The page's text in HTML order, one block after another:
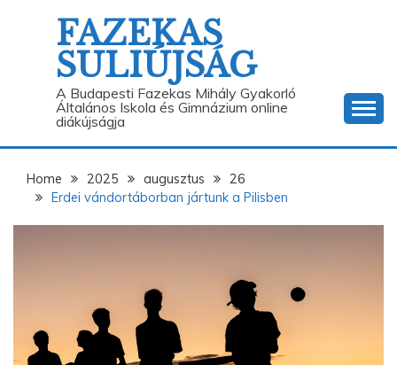
FAZEKAS
SULIÚJSÁG
A Budapesti Fazekas Mihály Gyakorló
Általános Iskola és Gimnázium online
diákújságja
Home 2025 augusztus
26
Erdei vándortáborban jártunk a Pilisben